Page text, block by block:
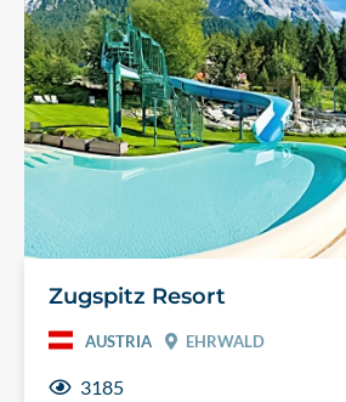
Zugspitz Resort
AUSTRIA EHRWALD
3185